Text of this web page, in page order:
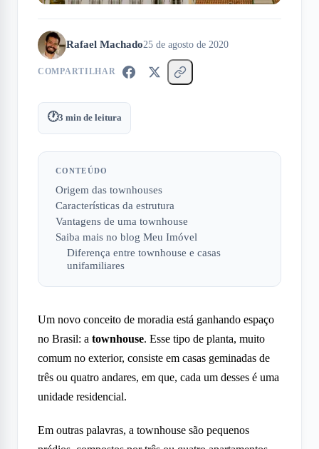
Rafael Machado25 de agosto de 2020
COMPARTILHAR
🕐3 min de leitura
CONTEÚDO
Origem das townhouses
Características da estrutura
Vantagens de uma townhouse
Saiba mais no blog Meu Imóvel
Diferença entre townhouse e casas
unifamiliares
Um novo conceito de moradia está ganhando espaço
no Brasil: a townhouse. Esse tipo de planta, muito
comum no exterior, consiste em casas geminadas de
três ou quatro andares, em que, cada um desses é uma
unidade residencial.
Em outras palavras, a townhouse são pequenos